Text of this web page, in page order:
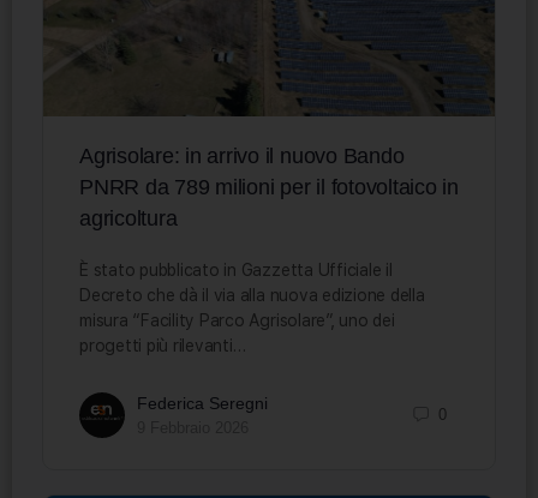
Agrisolare: in arrivo il nuovo Bando
PNRR da 789 milioni per il fotovoltaico in
agricoltura
È stato pubblicato in Gazzetta Ufficiale il
Decreto che dà il via alla nuova edizione della
misura “Facility Parco Agrisolare”, uno dei
progetti più rilevanti…
Federica Seregni
0